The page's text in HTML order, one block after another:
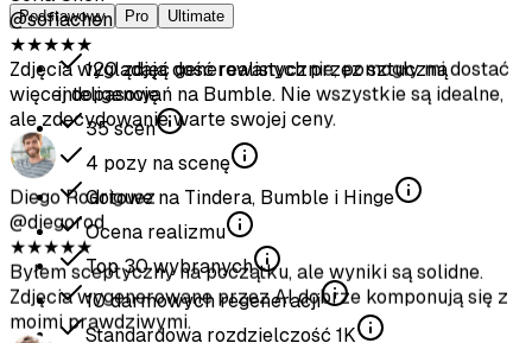
Podstawowy Pro Ultimate
120zdjęć generowanych przez sztuczną
inteligencję
35scen
4 pozy na scenę
Gotowe na Tindera, Bumble i Hinge
Ocena realizmu
Top30wybranych
10darmowych regeneracji
Standardowa rozdzielczość 1K
Ava Thompson
@avathompson
★★★★★
Wreszcie pozbyłam się niezręcznych selfie. Dostaję
znacznie więcej uwagi na Hinge odkąd zaktualizowałam
profil tymi zdjęciami.
Arjun Kumar
@arjunkumar
★★★★★
Wyniki są dobre, nie tak dobre jak profesjonalne zdjęcia,
ale pomagają urozmaicić profil. Świetny stosunek jakości